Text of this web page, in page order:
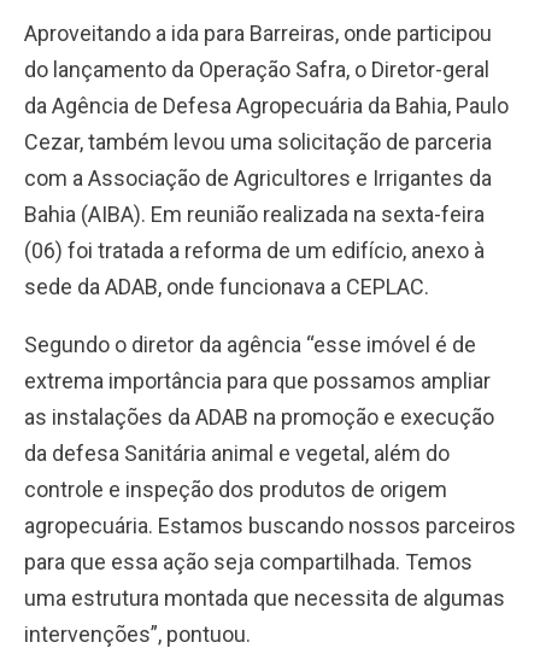
Aproveitando a ida para Barreiras, onde participou
do lançamento da Operação Safra, o Diretor-geral
da Agência de Defesa Agropecuária da Bahia, Paulo
Cezar, também levou uma solicitação de parceria
com a Associação de Agricultores e Irrigantes da
Bahia (AIBA). Em reunião realizada na sexta-feira
(06) foi tratada a reforma de um edifício, anexo à
sede da ADAB, onde funcionava a CEPLAC.
Segundo o diretor da agência “esse imóvel é de
extrema importância para que possamos ampliar
as instalações da ADAB na promoção e execução
da defesa Sanitária animal e vegetal, além do
controle e inspeção dos produtos de origem
agropecuária. Estamos buscando nossos parceiros
para que essa ação seja compartilhada. Temos
uma estrutura montada que necessita de algumas
intervenções”, pontuou.